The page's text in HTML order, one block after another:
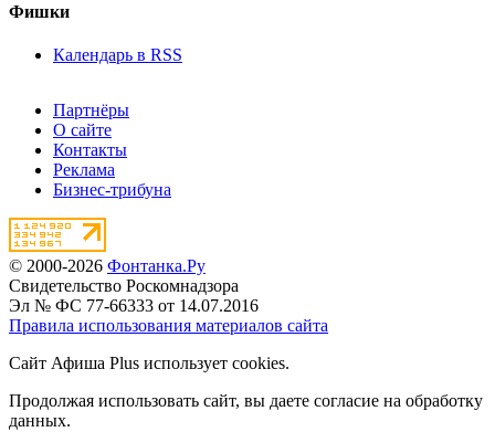
Фишки
Календарь в RSS
Партнёры
О сайте
Контакты
Реклама
Бизнес-трибуна
© 2000-2026 Фонтанка.Ру
Свидетельство Роскомнадзора
Эл № ФС 77-66333 от 14.07.2016
Правила использования материалов сайта
Сайт Афиша Plus использует cookies.
Продолжая использовать сайт, вы даете согласие на обработку
данных.